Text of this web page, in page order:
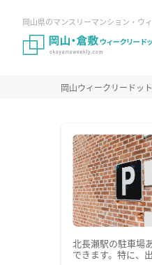
岡山県のマンスリーマンション・ウ
岡山ウィークリードッ
北長瀬駅の駐車場
できます。特に、